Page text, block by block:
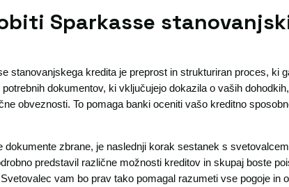
Sparkasse
stanovanjskega kredita je preprost in strukturiran proces, ki
dokumentov, ki vključujejo dokazila o vaših
obveznosti. To pomaga banki oceniti vašo kreditno
dokumente zbrane, je naslednji korak sestanek s
predstavil različne možnosti kreditov in skupaj boste
vam bo prav tako pomagal razumeti vse pogoje in